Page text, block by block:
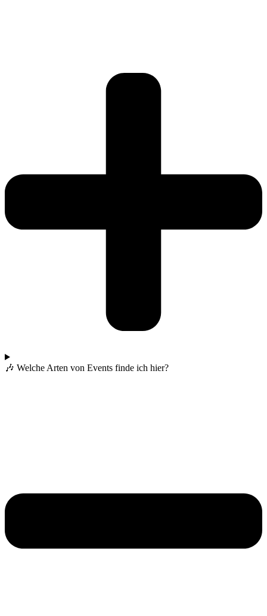
🎶 Welche Arten von Events finde ich hier?